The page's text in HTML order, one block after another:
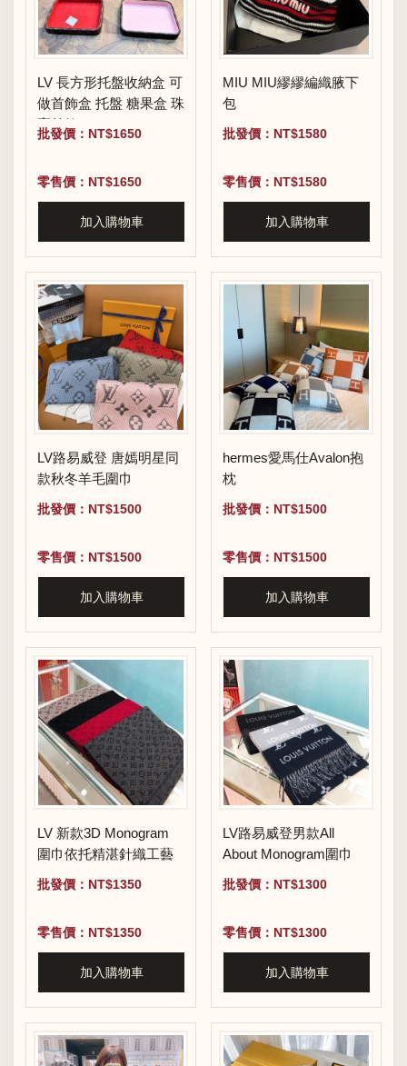
LV 長方形托盤收納盒 可
做首飾盒 托盤 糖果盒 珠
寶首飾
批發價：NT$1650
零售價：NT$1650
加入購物車
MIU MIU繆繆編織腋下
包
批發價：NT$1580
零售價：NT$1580
加入購物車
LV路易威登 唐嫣明星同
款秋冬羊毛圍巾
批發價：NT$1500
零售價：NT$1500
加入購物車
hermes愛馬仕Avalon抱
枕
批發價：NT$1500
零售價：NT$1500
加入購物車
LV 新款3D Monogram
圍巾依托精湛針織工藝
批發價：NT$1350
零售價：NT$1350
加入購物車
LV路易威登男款All
About Monogram圍巾
批發價：NT$1300
零售價：NT$1300
加入購物車